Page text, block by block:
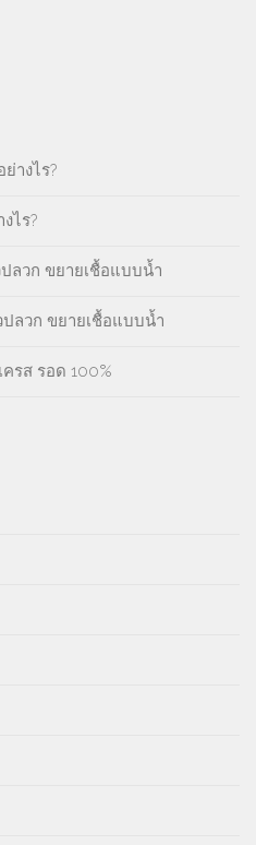
างไร?
ไร?
ลวก ขยายเชื้อแบบน้ำ
ลวก ขยายเชื้อแบบน้ำ
รส รอด 100%